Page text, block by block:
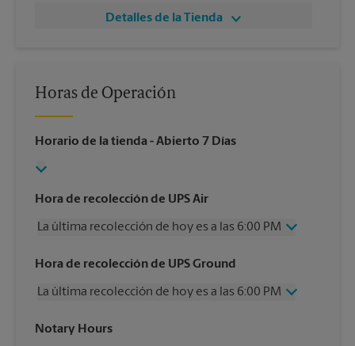
Detalles de la Tienda
Horas de Operación
Horario de la tienda - Abierto 7 Días
Hora de recolección de UPS Air
La última recolección de hoy es a las 6:00 PM
Miércoles
6:00 PM
Viernes
6:00 PM
Domingo
Hora de recolección de UPS Ground
La última recolección de hoy es a las 6:00 PM
Miércoles
Notary Hours